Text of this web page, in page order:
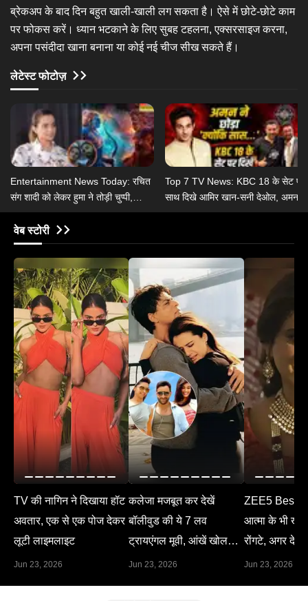
ब्रेकअप के बाद दिन बहुत खाली-खाली लग सकता है। ऐसे में छोटे-छोटे काम
पर फोकस करें। ध्यान भटकाने के लिए सुबह टहलना, एक्सरसाइज करना,
अपना पसंदीदा खाना बनाना या कोई नई चीज सीख सकते हैं।
लेटेस्ट फोटोज़
Entertainment News Today: रचित
संग शादी को लेकर हुमा ने तोड़ी चुप्पी,
कंगना ने राहुल गांधी पर दिया बयान
Top 7 TV News: KBC 18 के सेट पर
साथ दिखे आमिर खान-सनी देओल, अमन
गांधी ने छोड़ा क्योंकि सास भी कभी बहू थी 2
वेब स्टोरी
TV की नागिन ने दिखाया हॉट
अवतार, एक से एक पोज देकर
लूटी लाइमलाइट
Jun 23, 2026
कलेजा मजबूत कर देखें
बॉलीवुड की ये 7 लव
ट्रायएंगल मूवी, आंखें खोल
देगा हर सीन
Jun 23, 2026
ZEE5 Best
आत्मा के भी खड़े
रोंगटे, अगर देख
Jun 23, 2026